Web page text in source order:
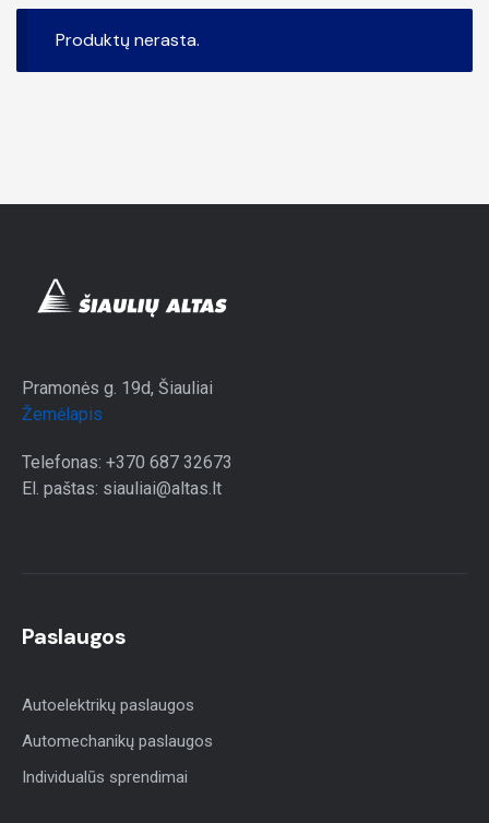
Produktų nerasta.
Pramonės g. 19d, Šiauliai
Žemėlapis
Telefonas: +370 687 32673
El. paštas: siauliai@altas.lt
Paslaugos
Autoelektrikų paslaugos
Automechanikų paslaugos
Individualūs sprendimai